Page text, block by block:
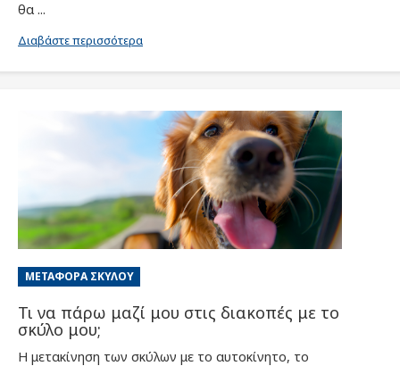
θα ...
Διαβάστε περισσότερα
ΜΕΤΑΦΟΡΆ ΣΚΎΛΟΥ
Τι να πάρω μαζί μου στις διακοπές με το
σκύλο μου;
Η μετακίνηση των σκύλων με το αυτοκίνητο, το